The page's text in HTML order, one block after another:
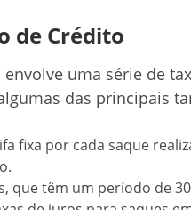
de Crédito
uma série de
das principais
fixa por cada saque
que têm um período de